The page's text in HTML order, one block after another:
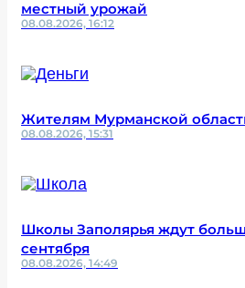
местный урожай
08.08.2026, 16:12
Жителям Мурманской
08.08.2026, 15:31
Школы Заполярья ждут
сентября
08.08.2026, 14:49